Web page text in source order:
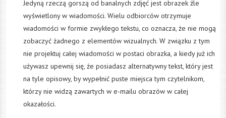
Jedyną rzeczą gorszą od banalnych zdjęć jest obrazek źle
wyświetlony w wiadomości. Wielu odbiorców otrzymuje
wiadomości w formie zwykłego tekstu, co oznacza, że nie mogą
zobaczyć żadnego z elementów wizualnych. W związku z tym
nie projektuj całej wiadomości w postaci obrazka, a kiedy już ich
używasz upewnij się, że posiadasz alternatywny tekst, który jest
na tyle opisowy, by wypełnić puste miejsca tym czytelnikom,
którzy nie widzą zawartych w e-mailu obrazów w całej
okazałości.